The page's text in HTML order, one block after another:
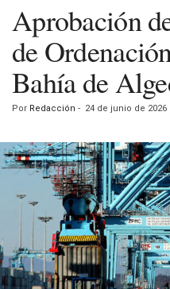
Aprobación
de
Bahía de
Por Redacción - 24 de junio de 2026